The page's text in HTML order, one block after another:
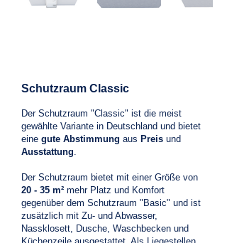
Schutzraum Classic
Der Schutzraum "Classic" ist die meist
gewählte Variante in Deutschland und bietet
eine gute Abstimmung aus Preis und
Ausstattung.
Der Schutzraum bietet mit einer Größe von
20 - 35 m² mehr Platz und Komfort
gegenüber dem Schutzraum "Basic" und ist
zusätzlich mit Zu- und Abwasser,
Nassklosett, Dusche, Waschbecken und